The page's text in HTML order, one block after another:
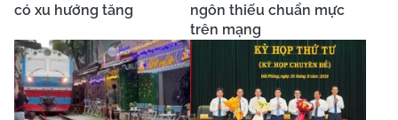
có xu hướng tăng
ngôn thiếu chuẩn mực
trên mạng